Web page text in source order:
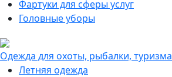
Фартуки для сферы услуг
Головные уборы
Одежда для охоты, рыбалки, туризма
Летняя одежда